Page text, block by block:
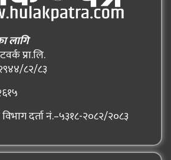
लागि
प्रा.लि.
८२/८३
दर्ता नं.–५३१८-२०८२/२०८३